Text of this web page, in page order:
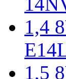
1,4
1,5